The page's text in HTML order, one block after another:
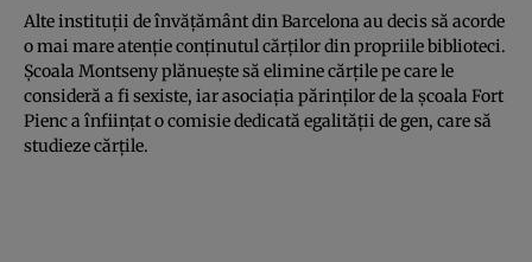
Alte instituţii de învăţământ din Barcelona au decis să acorde
o mai mare atenţie conţinutul cărţilor din propriile biblioteci.
Şcoala Montseny plănueşte să elimine cărţile pe care le
consideră a fi sexiste, iar asociaţia părinţilor de la şcoala Fort
Pienc a înfiinţat o comisie dedicată egalităţii de gen, care să
studieze cărţile.